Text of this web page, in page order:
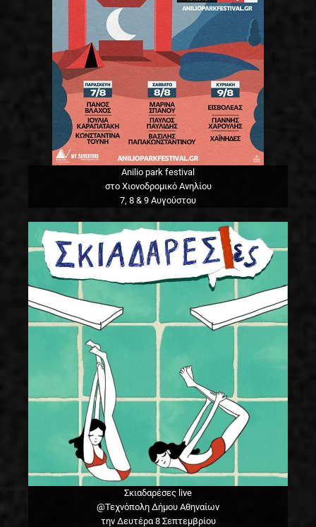
Anilio park festival
στο Χιονοδρομικό Ανηλίου
7, 8 & 9 Αυγούστου
Σκιαδαρέσες live
@Τεχνόπολη Δήμου Αθηναίων
την Δευτέρα 8 Σεπτεμβρίου